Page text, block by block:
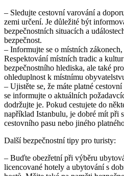
– Sledujte cestovní varování a
zemi určení. Je důležité být
bezpečnostních situacích a
bezpečnost.
– Informujte se o místních
Respektování místních tradic a
bezpečnostního hlediska, ale také
ohleduplnost k místnímu
– Ujistěte se, že máte platné
se informujte o aktuálních
dodržujte je. Pokud cestujete do
například Istanbulu, je dobré mít při
cestovního pasu nebo jiného
Další bezpečnostní tipy pro turisty:
– Buďte obezřetní při výběru
licencované hotely a ubytování s